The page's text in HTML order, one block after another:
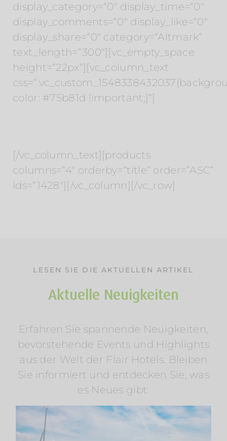
display_category=“0″ display_time=“0″
display_comments=“0″ display_like=“0″
display_share=“0″ category=“Altmark“
text_length=“300″][vc_empty_space
height=“22px“][vc_column_text
color: #75b81d !important;}“]
[/vc_column_text][products
columns=“4″ orderby=“title“ order=“ASC“
ids=“1428″][/vc_column][/vc_row]
LESEN SIE DIE AKTUELLEN ARTIKEL
Aktuelle Neuigkeiten
Erfahren Sie spannende Neuigkeiten,
bevorstehende Events und Highlights
aus der Welt der Flair Hotels. Bleiben
Sie informiert und entdecken Sie, was
es Neues gibt.
Sommerurlaub am Wasser: Mosel &
Wörthersee entdecken
Am Rosenhügel Am Wasser
Am Wörthersee
Österreich
Radfahren Regionen Wellness